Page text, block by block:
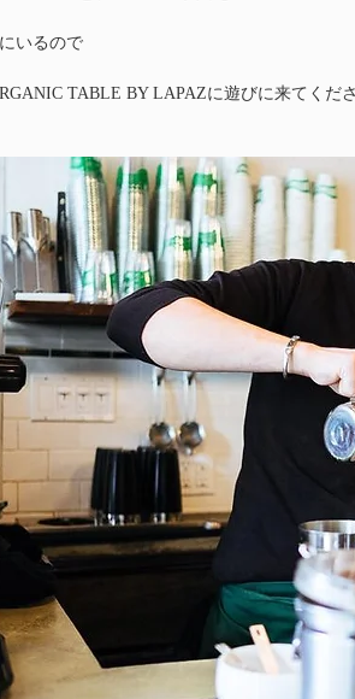
いるので
TABLE BY LAPAZに遊びに来てくだ